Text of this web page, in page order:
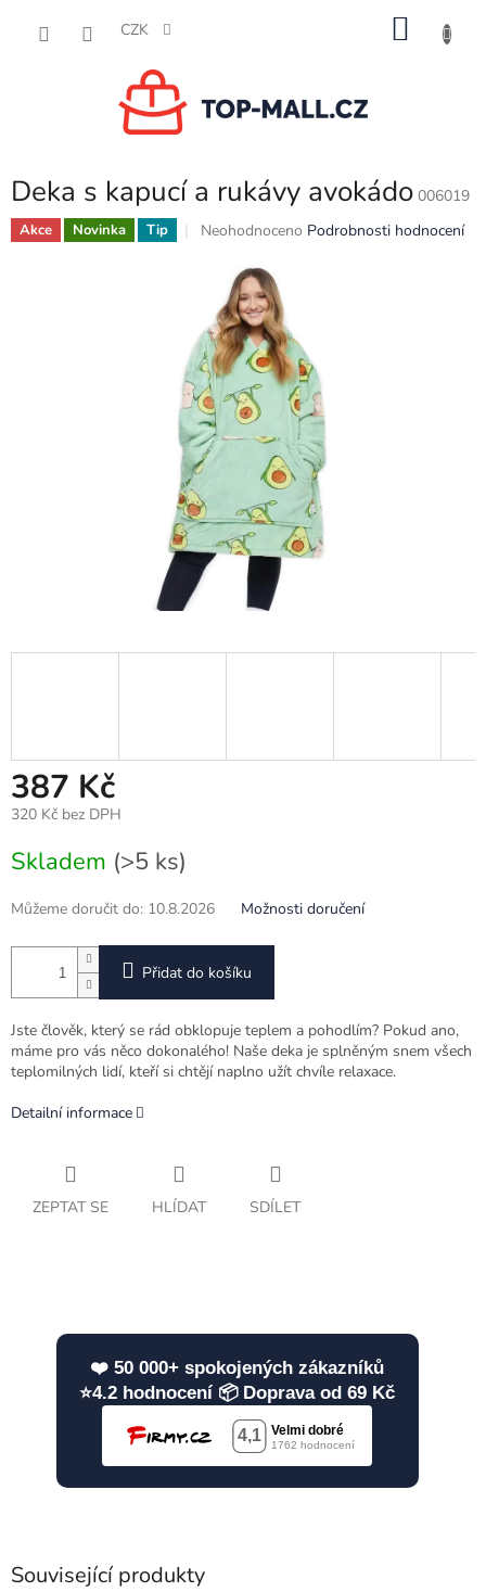
CZK
Deka s kapucí a rukávy avokádo 006019
Akce Novinka Tip
Průměrné
produktu
0,0
z
5
hvězdiček.
Neohodnoceno Podrobnosti hodnocení
387 Kč
320 Kč bez DPH
cena:
Skladem (>5 ks)
Můžeme doručit do: 10.8.2026 Možnosti doručení
Přidat do košíku
Jste člověk, který se rád obklopuje teplem a pohodlím? Pokud ano,
máme pro vás něco dokonalého! Naše deka je splněným snem všech
teplomilných lidí, kteří si chtějí naplno užít chvíle relaxace.
Detailní informace
ZEPTAT SE HLÍDAT SDÍLET
❤️ 50 000+ spokojených zákazníků
⭐4.2 hodnocení 📦 Doprava od 69 Kč
Související produkty